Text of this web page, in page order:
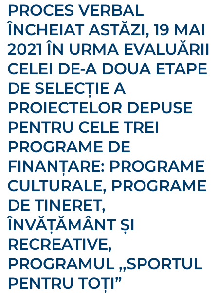
PROCES VERBAL
ÎNCHEIAT ASTĂZI, 19 MAI
2021 ÎN URMA EVALUĂRII
CELEI DE-A DOUA ETAPE
DE SELECȚIE A
PROIECTELOR DEPUSE
PENTRU CELE TREI
PROGRAME DE
FINANȚARE: PROGRAME
CULTURALE, PROGRAME
DE TINERET,
ÎNVĂȚĂMÂNT ȘI
RECREATIVE,
PROGRAMUL ,,SPORTUL
PENTRU TOȚI”